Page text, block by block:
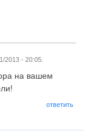
2013 - 20:05
на вашем
ответить